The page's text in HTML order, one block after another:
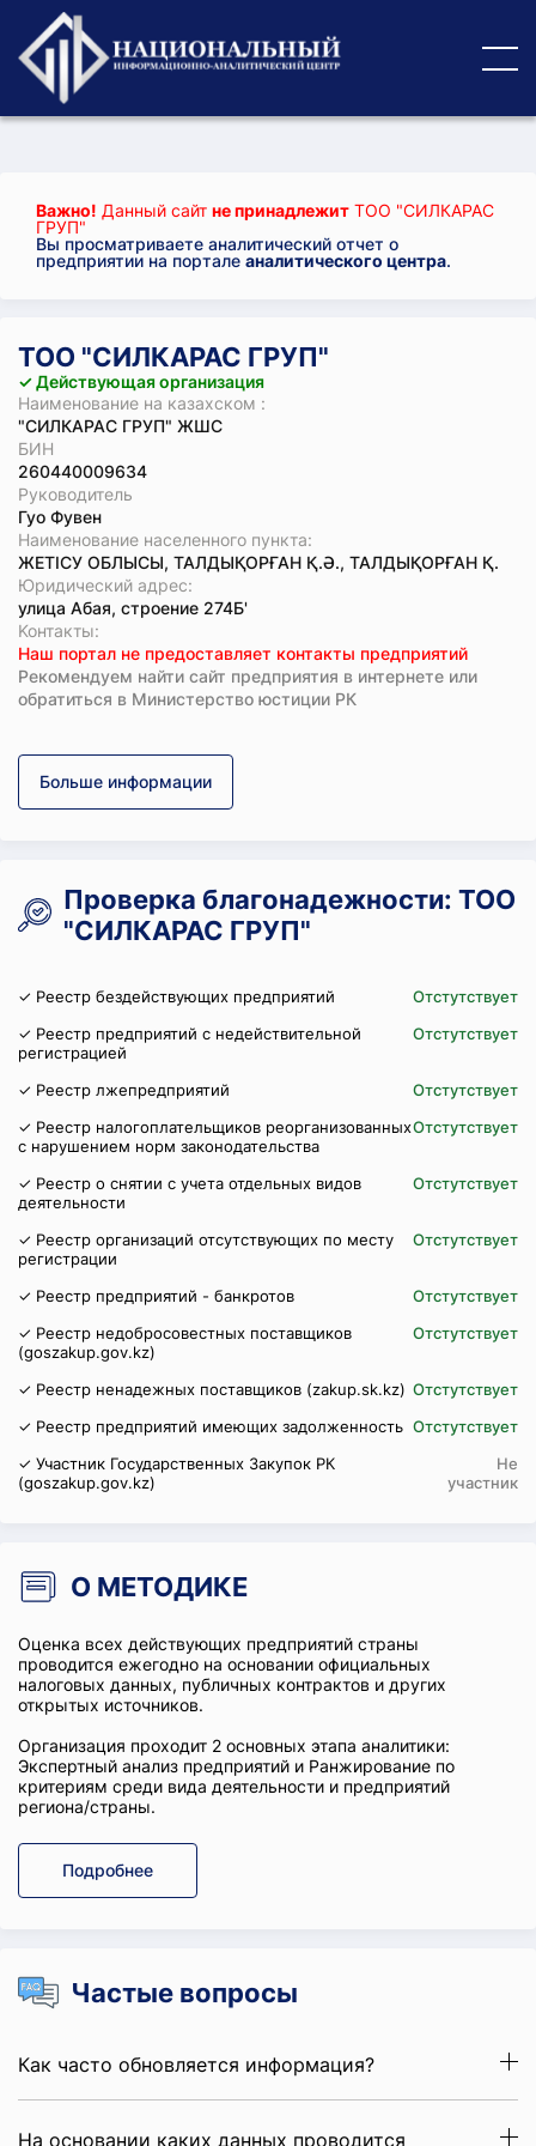
Важно! Данный сайт не принадлежит ТОО "СИЛКАРАС
ГРУП"
Вы просматриваете аналитический отчет о
предприятии на портале аналитического центра.
ТОО "СИЛКАРАС ГРУП"
✓ Действующая организация
Наименование на казахском :
"СИЛКАРАС ГРУП" ЖШС
БИН
260440009634
Руководитель
Гуо Фувен
Наименование населенного пункта:
ЖЕТІСУ ОБЛЫСЫ, ТАЛДЫҚОРҒАН Қ.Ә., ТАЛДЫҚОРҒАН Қ.
Юридический адрес:
улица Абая, строение 274Б'
Koнтaкты:
Наш портал не предоставляет контакты предприятий
Рекомендуем найти сайт предприятия в интернете или
обратиться в Министерство юстиции РК
Больше информации
Проверка благонадежности: ТОО
"СИЛКАРАС ГРУП"
✓ Реестр бездействующих предприятий
Отстутствует
✓ Реестр предприятий с недействительной
регистрацией
Отстутствует
✓ Реестр лжепредприятий
Отстутствует
✓ Реестр налогоплательщиков реорганизованных
с нарушением норм законодательства
Отстутствует
✓ Реестр о снятии с учета отдельных видов
деятельности
Отстутствует
✓ Реестр организаций отсутствующих по месту
регистрации
Отстутствует
✓ Реестр предприятий - банкротов
Отстутствует
✓ Реестр недобросовестных поставщиков
(goszakup.gov.kz)
Отстутствует
✓ Реестр ненадежных поставщиков (zakup.sk.kz) Отстутствует
✓ Реестр предприятий имеющих задолженность Отстутствует
✓ Участник Государственных Закупок РК
(goszakup.gov.kz)
Не
участник
О МЕТОДИКЕ
Оценка всех действующих предприятий страны
проводится ежегодно на основании официальных
налоговых данных, публичных контрактов и других
открытых источников.
Организация проходит 2 основных этапа аналитики:
Экспертный анализ предприятий и Ранжирование по
критериям среди вида деятельности и предприятий
региона/страны.
Подробнее
Частые вопросы
Как часто обновляется информация?
На основании каких данных проводится